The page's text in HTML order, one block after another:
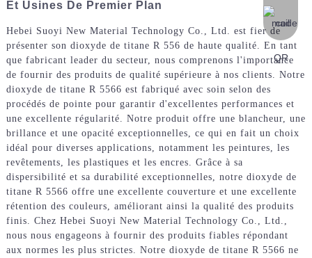
Et Usines De Premier Plan
Hebei Suoyi New Material Technology Co., Ltd. est fier de
présenter son dioxyde de titane R 556 de haute qualité. En tant
que fabricant leader du secteur, nous comprenons l'importance
de fournir des produits de qualité supérieure à nos clients. Notre
dioxyde de titane R 5566 est fabriqué avec soin selon des
procédés de pointe pour garantir d'excellentes performances et
une excellente régularité. Notre produit offre une blancheur, une
brillance et une opacité exceptionnelles, ce qui en fait un choix
idéal pour diverses applications, notamment les peintures, les
revêtements, les plastiques et les encres. Grâce à sa
dispersibilité et sa durabilité exceptionnelles, notre dioxyde de
titane R 5566 offre une excellente couverture et une excellente
rétention des couleurs, améliorant ainsi la qualité des produits
finis. Chez Hebei Suoyi New Material Technology Co., Ltd.,
nous nous engageons à fournir des produits fiables répondant
aux normes les plus strictes. Notre dioxyde de titane R 5566 ne